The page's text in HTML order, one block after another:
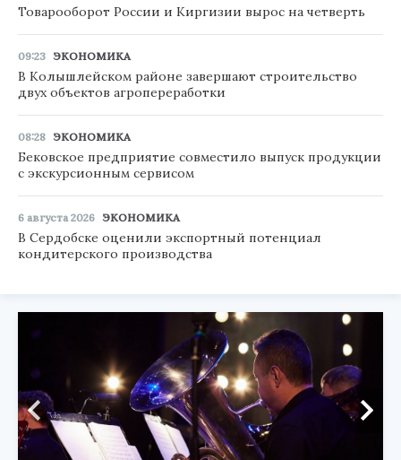
Товарооборот России и Киргизии вырос на четверть
09:23 ЭКОНОМИКА
В Колышлейском районе завершают строительство
двух объектов агропереработки
08:28 ЭКОНОМИКА
Бековское предприятие совместило выпуск продукции
с экскурсионным сервисом
6 августа 2026 ЭКОНОМИКА
В Сердобске оценили экспортный потенциал
кондитерского производства